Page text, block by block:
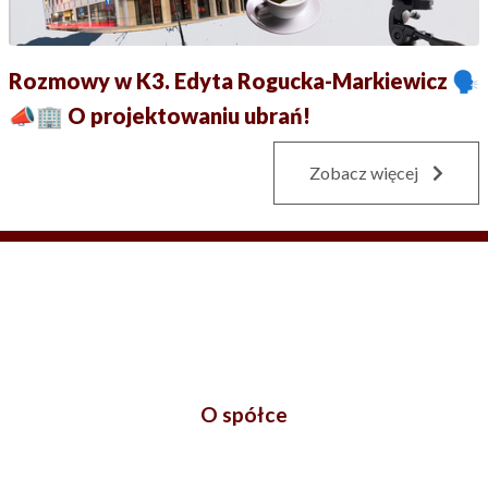
Rozmowy w K3. Edyta Rogucka-Markiewicz 🗣
📣🏢 O projektowaniu ubrań!
Zobacz więcej
O spółce